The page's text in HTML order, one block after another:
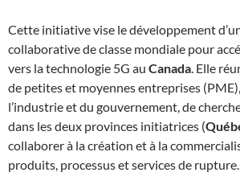
Cette initiative vise le développement
collaborative de classe mondiale pour
vers la technologie 5G au Canada. Elle
de petites et moyennes entreprises
l’industrie et du gouvernement, de
dans les deux provinces initiatrices (
collaborer à la création et à la
produits, processus et services de rupture.